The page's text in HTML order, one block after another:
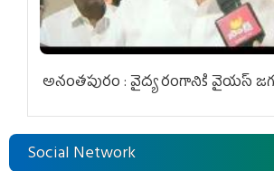
అనంతపురం : వైద్య రంగానికి వైయ‌స్
Social Network